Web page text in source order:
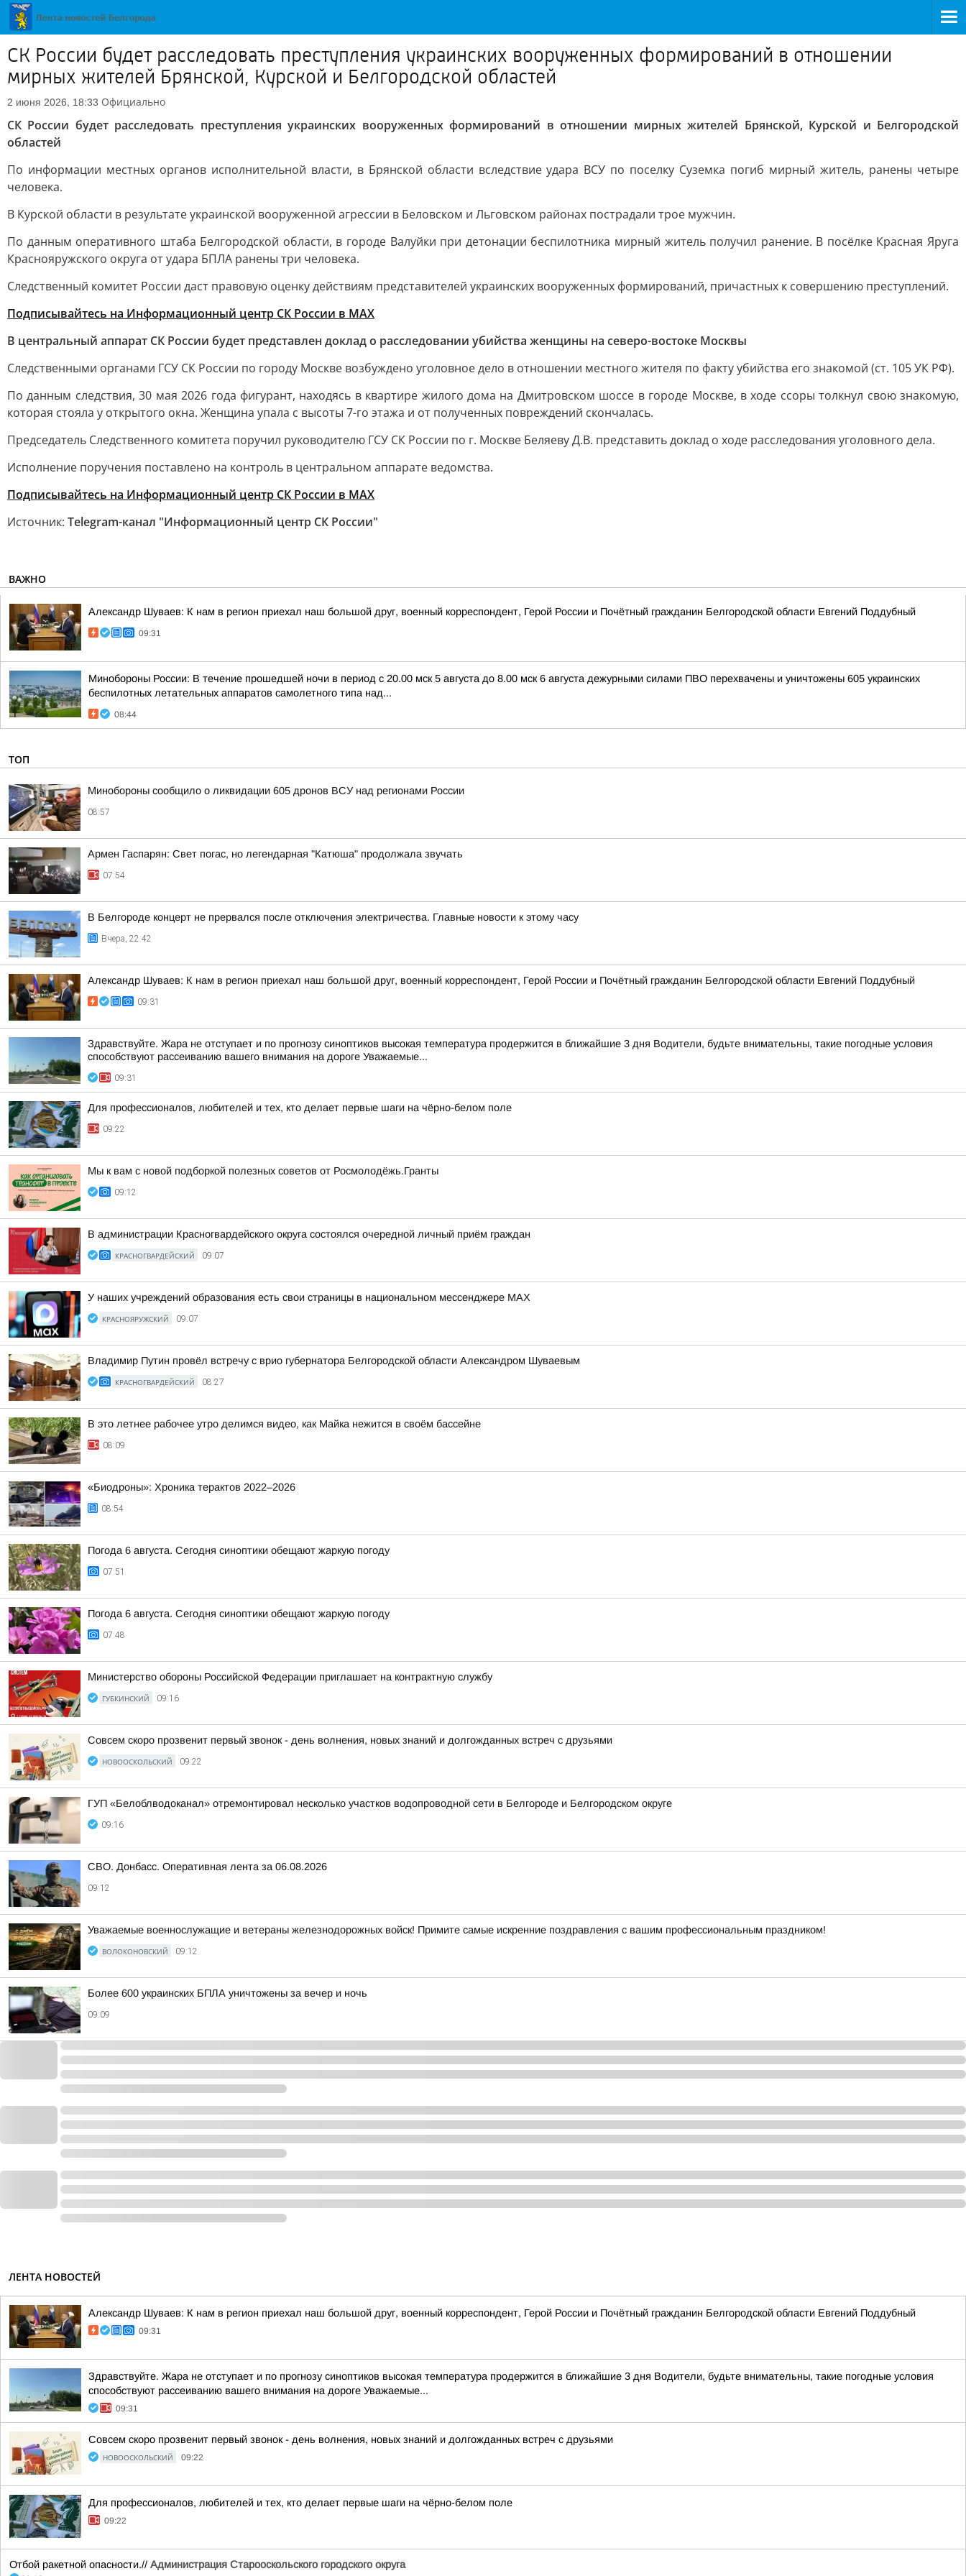
СК России будет расследовать преступления украинских вооруженных формирований в отношении
мирных жителей Брянской, Курской и Белгородской областей
2 июня 2026, 18:33 Официально
СК России будет расследовать преступления украинских вооруженных формирований в отношении мирных жителей Брянской, Курской и Белгородской
областей
По информации местных органов исполнительной власти, в Брянской области вследствие удара ВСУ по поселку Суземка погиб мирный житель, ранены четыре
человека.
В Курской области в результате украинской вооруженной агрессии в Беловском и Льговском районах пострадали трое мужчин.
По данным оперативного штаба Белгородской области, в городе Валуйки при детонации беспилотника мирный житель получил ранение. В посёлке Красная Яруга
Краснояружского округа от удара БПЛА ранены три человека.
Следственный комитет России даст правовую оценку действиям представителей украинских вооруженных формирований, причастных к совершению преступлений.
Подписывайтесь на Информационный центр СК России в MAХ
В центральный аппарат СК России будет представлен доклад о расследовании убийства женщины на северо-востоке Москвы
Следственными органами ГСУ СК России по городу Москве возбуждено уголовное дело в отношении местного жителя по факту убийства его знакомой (ст. 105 УК РФ).
По данным следствия, 30 мая 2026 года фигурант, находясь в квартире жилого дома на Дмитровском шоссе в городе Москве, в ходе ссоры толкнул свою знакомую,
которая стояла у открытого окна. Женщина упала с высоты 7-го этажа и от полученных повреждений скончалась.
Председатель Следственного комитета поручил руководителю ГСУ СК России по г. Москве Беляеву Д.В. представить доклад о ходе расследования уголовного дела.
Исполнение поручения поставлено на контроль в центральном аппарате ведомства.
Подписывайтесь на Информационный центр СК России в MAХ
Источник: Telegram-канал "Информационный центр СК России"
ВАЖНО
Александр Шуваев: К нам в регион приехал наш большой друг, военный корреспондент, Герой России и Почётный гражданин Белгородской области Евгений Поддубный
09:31
Минобороны России: В течение прошедшей ночи в период с 20.00 мск 5 августа до 8.00 мск 6 августа дежурными силами ПВО перехвачены и уничтожены 605 украинских
беспилотных летательных аппаратов самолетного типа над...
08:44
ТОП
Минобороны сообщило о ликвидации 605 дронов ВСУ над регионами России
08:57
Армен Гаспарян: Свет погас, но легендарная "Катюша" продолжала звучать
07:54
В Белгороде концерт не прервался после отключения электричества. Главные новости к этому часу
Вчера, 22:42
Александр Шуваев: К нам в регион приехал наш большой друг, военный корреспондент, Герой России и Почётный гражданин Белгородской области Евгений Поддубный
09:31
Здравствуйте. Жара не отступает и по прогнозу синоптиков высокая температура продержится в ближайшие 3 дня Водители, будьте внимательны, такие погодные условия
способствуют рассеиванию вашего внимания на дороге Уважаемые...
09:31
Для профессионалов, любителей и тех, кто делает первые шаги на чёрно-белом поле
09:22
Мы к вам с новой подборкой полезных советов от Росмолодёжь.Гранты
09:12
В администрации Красногвардейского округа состоялся очередной личный приём граждан
КРАСНОГВАРДЕЙСКИЙ 09:07
У наших учреждений образования есть свои страницы в национальном мессенджере МАХ
КРАСНОЯРУЖСКИЙ 09:07
Владимир Путин провёл встречу с врио губернатора Белгородской области Александром Шуваевым
КРАСНОГВАРДЕЙСКИЙ 08:27
В это летнее рабочее утро делимся видео, как Майка нежится в своём бассейне
08:09
«Биодроны»: Хроника терактов 2022–2026
08:54
Погода 6 августа. Сегодня синоптики обещают жаркую погоду
07:51
Погода 6 августа. Сегодня синоптики обещают жаркую погоду
07:48
Министерство обороны Российской Федерации приглашает на контрактную службу
ГУБКИНСКИЙ 09:16
Совсем скоро прозвенит первый звонок - день волнения, новых знаний и долгожданных встреч с друзьями
НОВООСКОЛЬСКИЙ 09:22
ГУП «Белоблводоканал» отремонтировал несколько участков водопроводной сети в Белгороде и Белгородском округе
09:16
СВО. Донбасс. Оперативная лента за 06.08.2026
09:12
Уважаемые военнослужащие и ветераны железнодорожных войск! Примите самые искренние поздравления с вашим профессиональным праздником!
ВОЛОКОНОВСКИЙ 09:12
Более 600 украинских БПЛА уничтожены за вечер и ночь
09:09
ЛЕНТА НОВОСТЕЙ
Александр Шуваев: К нам в регион приехал наш большой друг, военный корреспондент, Герой России и Почётный гражданин Белгородской области Евгений Поддубный
09:31
Здравствуйте. Жара не отступает и по прогнозу синоптиков высокая температура продержится в ближайшие 3 дня Водители, будьте внимательны, такие погодные условия
способствуют рассеиванию вашего внимания на дороге Уважаемые...
09:31
Совсем скоро прозвенит первый звонок - день волнения, новых знаний и долгожданных встреч с друзьями
НОВООСКОЛЬСКИЙ 09:22
Для профессионалов, любителей и тех, кто делает первые шаги на чёрно-белом поле
09:22
Отбой ракетной опасности.// Администрация Старооскольского городского округа